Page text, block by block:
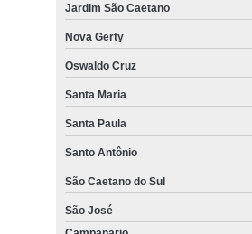
Jardim São Caetano
Nova Gerty
Oswaldo Cruz
Santa Maria
Santa Paula
Santo Antônio
São Caetano do Sul
São José